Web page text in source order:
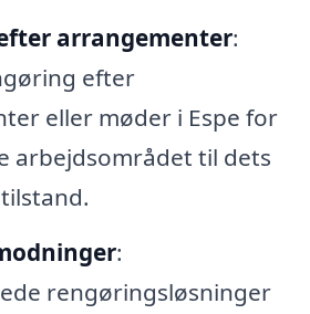
arrangementer:
efter
eller møder i Espe for
arbejdsområdet til dets
:
rengøringsløsninger